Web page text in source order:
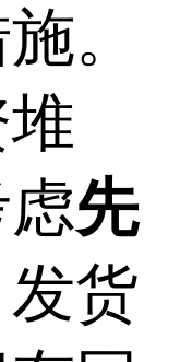
。
先
发货